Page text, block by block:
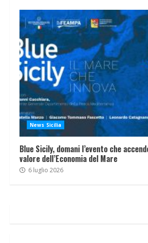
News Sicilia
Blue Sicily, domani l’evento che
valore dell’Economia del Mare
6 luglio 2026